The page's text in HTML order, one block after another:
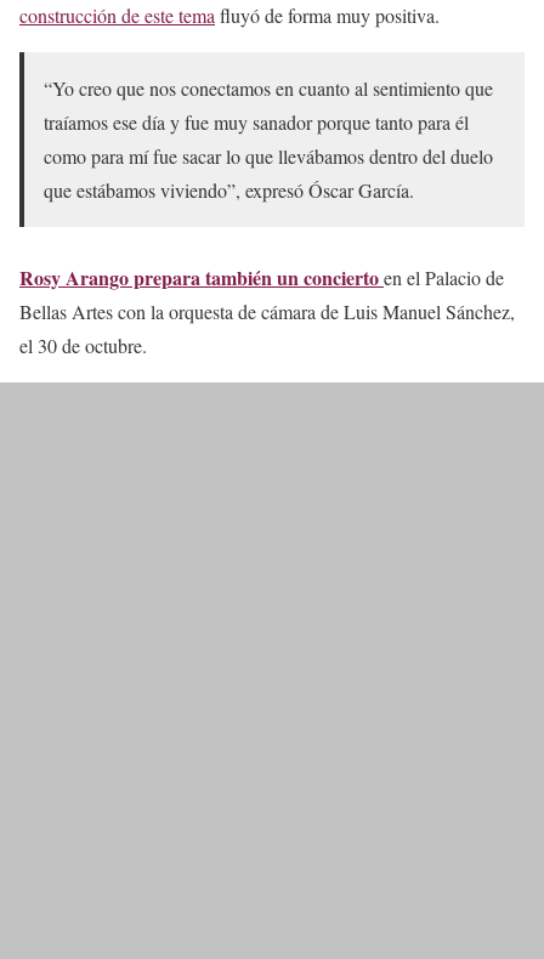
construcción de este tema fluyó de forma muy positiva.
“Yo creo que nos conectamos en cuanto al sentimiento que
traíamos ese día y fue muy sanador porque tanto para él
como para mí fue sacar lo que llevábamos dentro del duelo
que estábamos viviendo”, expresó Óscar García.
Rosy Arango prepara también un conciertoen el Palacio de
Bellas Artes con la orquesta de cámara de Luis Manuel Sánchez,
el 30 de octubre.